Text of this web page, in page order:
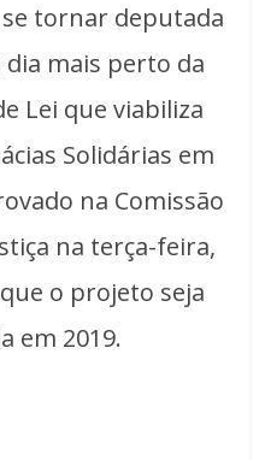
tornar deputada
dia mais perto da
Lei que viabiliza
Solidárias em
na Comissão
na terça-feira,
o projeto seja
em 2019.